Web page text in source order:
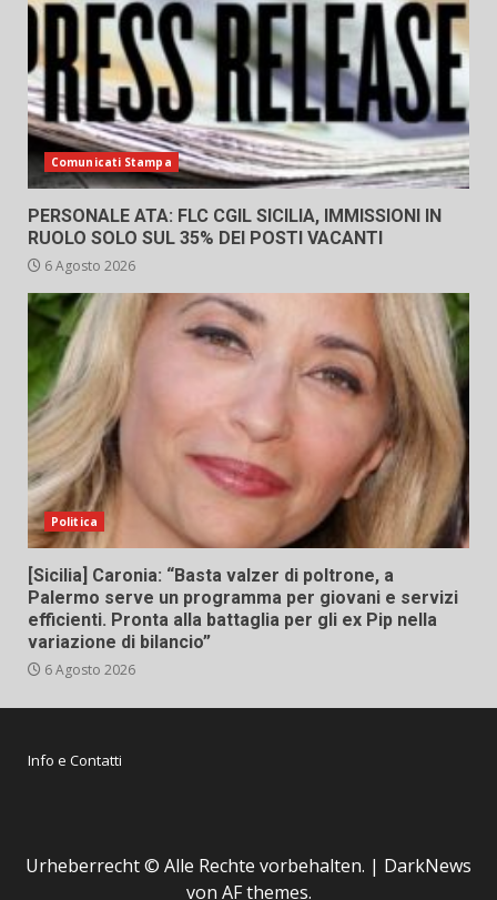
Comunicati Stampa
PERSONALE ATA: FLC CGIL SICILIA, IMMISSIONI IN
RUOLO SOLO SUL 35% DEI POSTI VACANTI
6 Agosto 2026
Politica
[Sicilia] Caronia: “Basta valzer di poltrone, a
Palermo serve un programma per giovani e servizi
efficienti. Pronta alla battaglia per gli ex Pip nella
variazione di bilancio”
6 Agosto 2026
Info e Contatti
Urheberrecht © Alle Rechte vorbehalten. | DarkNews
von AF themes.